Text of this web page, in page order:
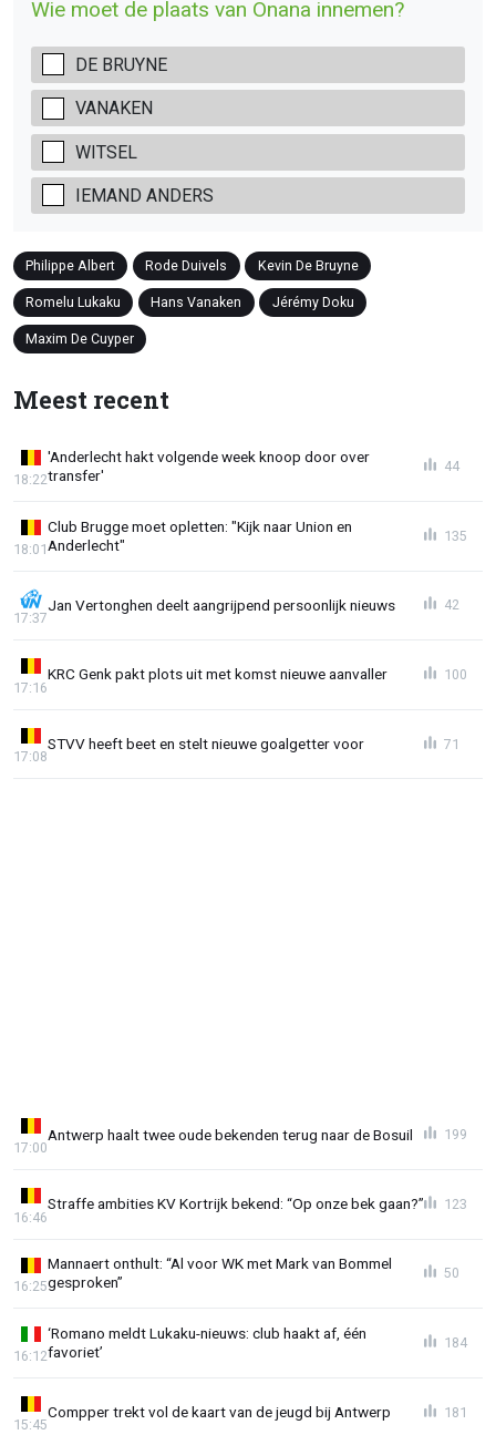
Wie moet de plaats van Onana innemen?
DE BRUYNE
VANAKEN
WITSEL
IEMAND ANDERS
Philippe Albert Rode Duivels Kevin De Bruyne
Romelu Lukaku Hans Vanaken Jérémy Doku
Maxim De Cuyper
Meest recent
'Anderlecht hakt volgende week knoop door over
transfer'
18:22
44
Club Brugge moet opletten: "Kijk naar Union en
Anderlecht"
18:01
135
Jan Vertonghen deelt aangrijpend persoonlijk nieuws
17:37
42
KRC Genk pakt plots uit met komst nieuwe aanvaller
17:16
100
STVV heeft beet en stelt nieuwe goalgetter voor
17:08
71
Antwerp haalt twee oude bekenden terug naar de Bosuil
17:00
199
Straffe ambities KV Kortrijk bekend: “Op onze bek gaan?”
16:46
123
Mannaert onthult: “Al voor WK met Mark van Bommel
gesproken”
16:25
50
‘Romano meldt Lukaku-nieuws: club haakt af, één
favoriet’
16:12
184
Compper trekt vol de kaart van de jeugd bij Antwerp
15:45
181